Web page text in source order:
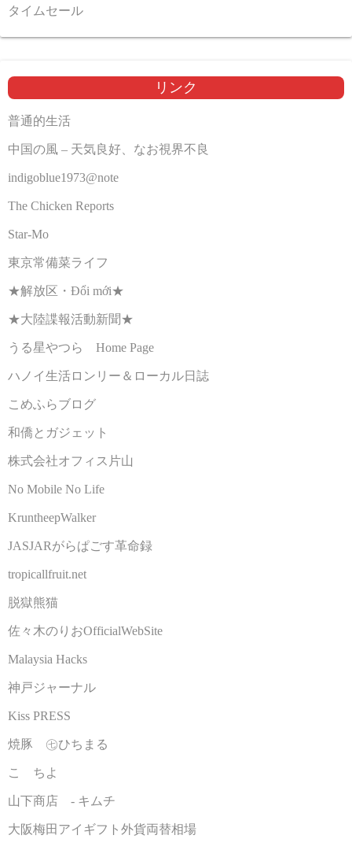
タイムセール
リンク
普通的生活
中国の風 – 天気良好、なお視界不良
indigoblue1973@note
The Chicken Reports
Star-Mo
東京常備菜ライフ
★解放区・Đổi mới★
★大陸諜報活動新聞★
うる星やつら Home Page
ハノイ生活ロンリー＆ローカル日誌
こめふらブログ
和僑とガジェット
株式会社オフィス片山
No Mobile No Life
KruntheepWalker
JASJARがらぱごす革命録
tropicallfruit.net
脱獄熊猫
佐々木のりおOfficialWebSite
Malaysia Hacks
神戸ジャーナル
Kiss PRESS
焼豚 ㊆ひちまる
こゝちよ
山下商店 - キムチ
大阪梅田アイギフト外貨両替相場